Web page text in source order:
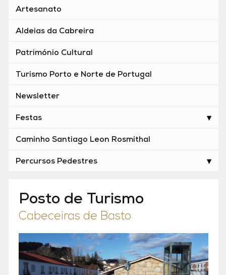
Artesanato
Aldeias da Cabreira
Património Cultural
Turismo Porto e Norte de Portugal
Newsletter
Festas
Caminho Santiago Leon Rosmithal
Percursos Pedestres
Posto de Turismo
Cabeceiras de Basto